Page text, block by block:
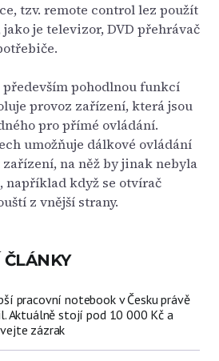
tzv. remote control lez použít
je televizor, DVD přehrávač
pohodlnou funkcí
provoz zařízení, která jsou
pro přímé ovládání.
umožňuje dálkové ovládání
na něž by jinak nebyla
například když se otvírač
z vnější strany.
pracovní notebook v Česku právě
Aktuálně stojí pod 10 000 Kč a
zázrak